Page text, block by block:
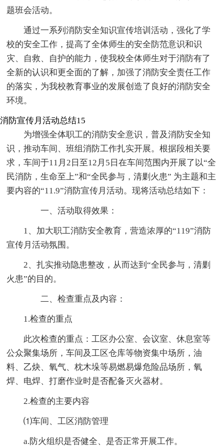
题班会活动。
通过一系列消防安全知识宣传培训活动，强化了学
校的安全工作，提高了全体师生的安全防范意识和识
灾、自救、自护的能力，使我校全体师生对于消防有了
全新的认识和更全面的了解，加强了消防安全责任工作
的落实，为我校教育事业的发展创造了良好的消防安全
环境。
消防宣传月活动总结15
为增强全体职工的消防安全意识，普及消防安全知
识，推动车间、班组消防工作扎实开展。根据段相关要
求，车间于11月2日至12月5日在车间范围内开展了以“全
民消防，生命至上”和“全民参与，清剿火患” 为主题和主
要内容的“11.9”消防宣传月活动。现将活动总结如下：
一、活动取得效果：
1、加大职工消防安全教育，营造浓厚的“119”消防
宣传月活动氛围。
2、扎实推动隐患整改，从而达到“全民参与，清剿
火患”的目的。
二、检查重点及内容：
1.检查的重点
此次检查的重点：工区办公室、会议室、休息室等
公众聚集场所，车间及工区仓库等物资集中场所，油
料、乙炔、氧气、枕木垛等易燃易爆危险品场所，氧
焊、电焊、打磨作业时是否配备灭火器材。
2.检查的主要内容
⑴车间、工区消防管理
a.防火组织是否健全、是否正常开展工作。